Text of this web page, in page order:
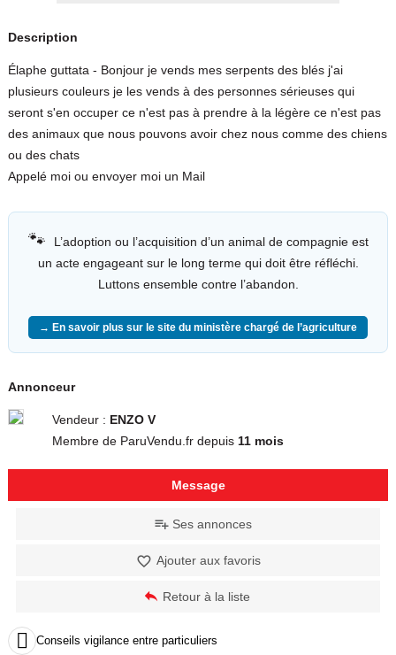
Description
Élaphe guttata - Bonjour je vends mes serpents des blés j'ai
plusieurs couleurs je les vends à des personnes sérieuses qui
seront s'en occuper ce n'est pas à prendre à la légère ce n'est pas
des animaux que nous pouvons avoir chez nous comme des chiens
ou des chats
Appelé moi ou envoyer moi un Mail
🐾
L’adoption ou l’acquisition d’un animal de compagnie est
un acte engageant sur le long terme qui doit être réfléchi.
Luttons ensemble contre l’abandon.
→ En savoir plus sur le site du ministère chargé de l’agriculture
Annonceur
Vendeur : ENZO V
Membre de ParuVendu.fr depuis 11 mois
Message
Ses annonces
Ajouter aux favoris
Retour à la liste
 Conseils vigilance entre particuliers